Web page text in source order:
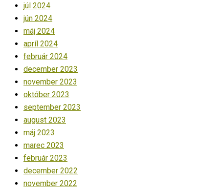
júl 2024
jún 2024
máj 2024
apríl 2024
február 2024
december 2023
november 2023
október 2023
september 2023
august 2023
máj 2023
marec 2023
február 2023
december 2022
november 2022